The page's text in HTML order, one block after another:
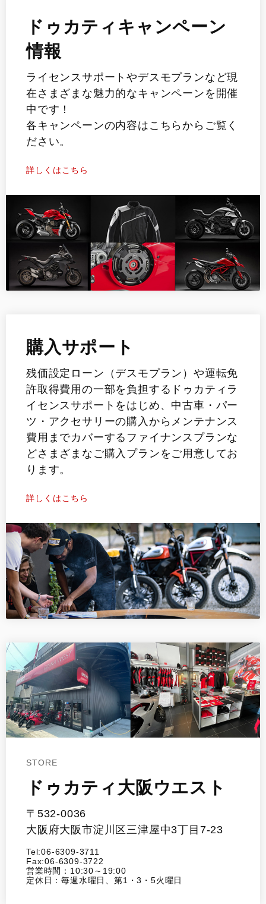
ドゥカティキャンペーン
情報
ライセンスサポートやデスモプランなど現
在さまざまな魅力的なキャンペーンを開催
中です！
各キャンペーンの内容はこちらからご覧く
ださい。
詳しくはこちら
購入サポート
残価設定ローン（デスモプラン）や運転免
許取得費用の一部を負担するドゥカティラ
イセンスサポートをはじめ、中古車・パー
ツ・アクセサリーの購入からメンテナンス
費用までカバーするファイナンスプランな
どさまざまなご購入プランをご用意してお
ります。
詳しくはこちら
STORE
ドゥカティ大阪ウエスト
〒532-0036
大阪府大阪市淀川区三津屋中3丁目7-23
Tel:06-6309-3711
Fax:06-6309-3722
営業時間：10:30～19:00
定休日：毎週水曜日、第1・3・5火曜日